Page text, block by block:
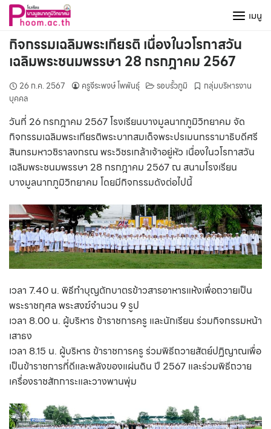
Skip
content
เมนู
กิจกรรมเฉลิมพระเกียรติ เนื่องในวโรกาสวัน
เฉลิมพระชนมพรรษา 28 กรกฎาคม 2567
26 ก.ค. 2567 ครูจีระพงษ์ โพพันธุ์ รอบรั้วภูมิ
กลุ่มบริหารงาน
บุคคล
วันที่ 26 กรกฎาคม 2567 โรงเรียนบางมูลนากภูมิวิทยาคม จัด
กิจกรรมเฉลิมพระเกียรติพระบาทสมเด็จพระปรเมนทรรามาธิบดีศรี
สินทรมหาวชิราลงกรณ พระวิชรเกล้าเจ้าอยู่หัว เนื่องในวโรกาสวัน
เฉลิมพระชนมพรรษา 28 กรกฎาคม 2567 ณ สนามโรงเรียน
บางมูลนากภูมิวิทยาคม โดยมีกิจกรรมดังต่อไปนี้
เวลา 7.40 น. พิธีทำบุญตักบาตรข้าวสารอาหารแห้งเพื่อถวายเป็น
พระราชกุศล พระสงฆ์จำนวน 9 รูป
เวลา 8.00 น. ผู้บริหาร ข้าราชการครู และนักเรียน ร่วมกิจกรรมหน้า
เสาธง
เวลา 8.15 น. ผู้บริหาร ข้าราชการครู ร่วมพิธีถวายสัตย์ปฏิญาณเพื่อ
เป็นข้าราชการที่ดีและพลังของแผ่นดิน ปี 2567 และร่วมพิธีถวาย
เครื่องราชสักการะและวางพานพุ่ม